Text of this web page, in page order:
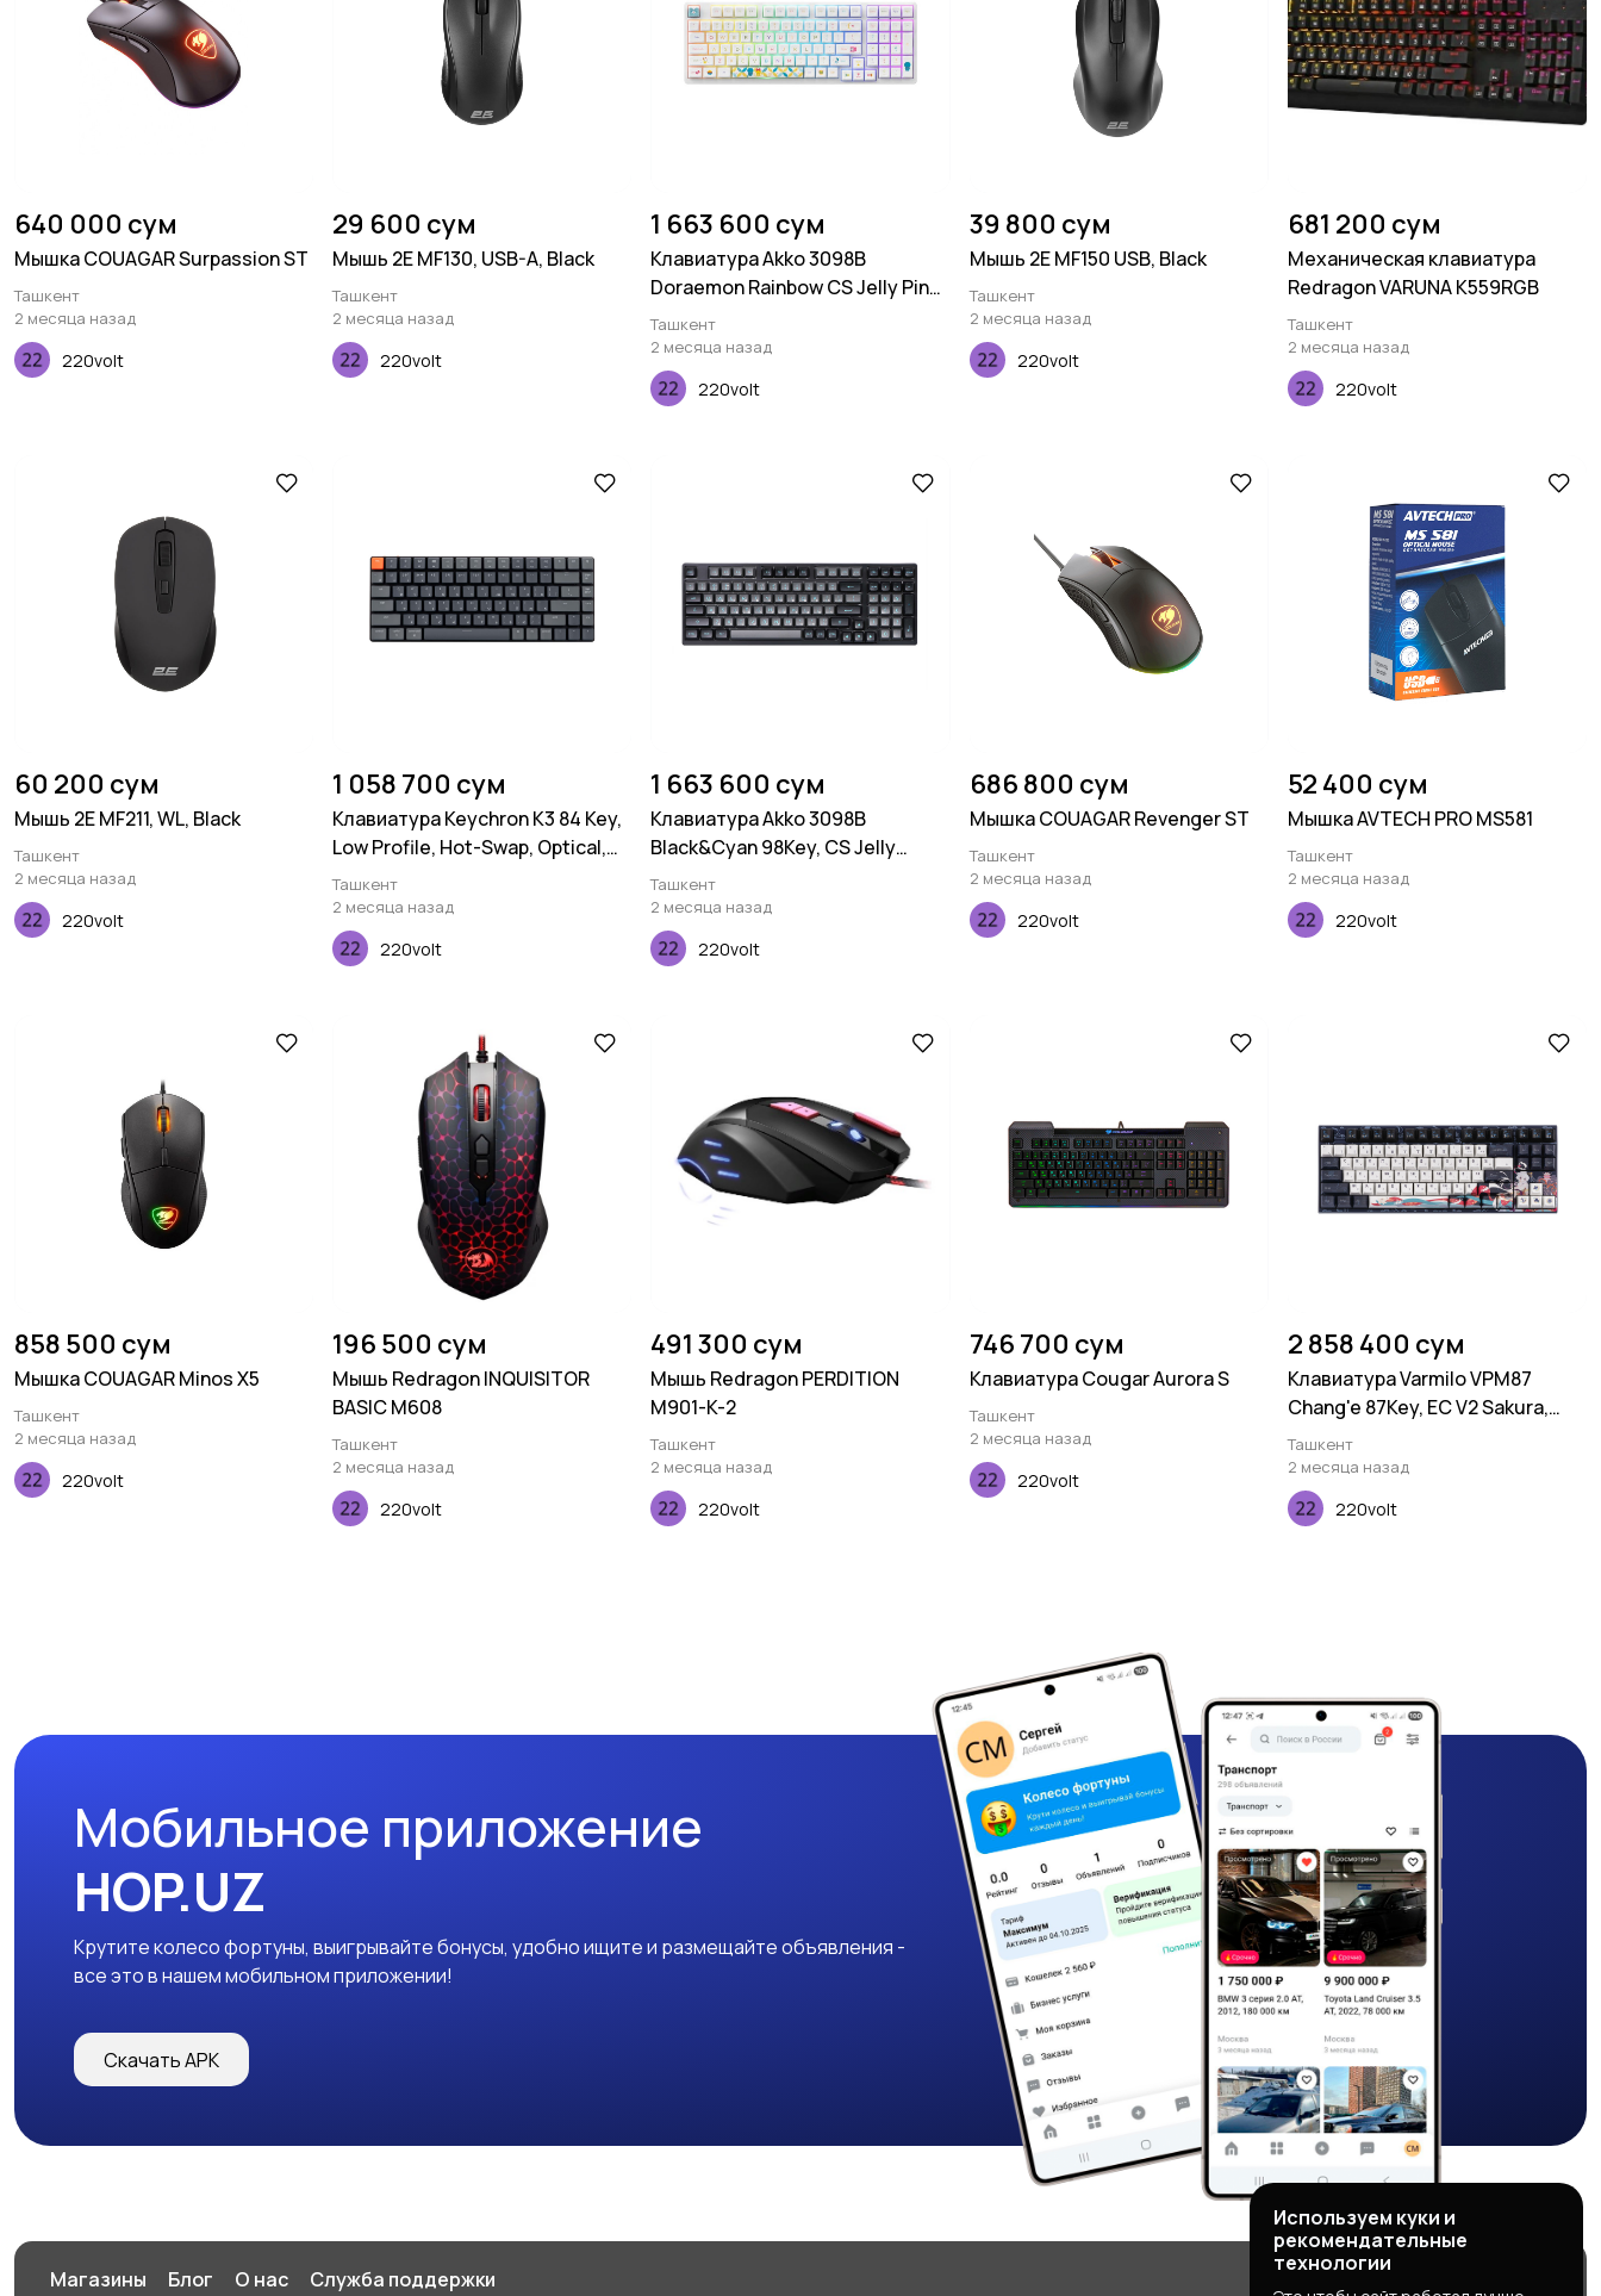
640 000 сум
Мышка COUAGAR Surpassion ST
Ташкент
2 месяца назад
220volt
29 600 сум
Мышь 2E MF130, USB-A, Black
Ташкент
2 месяца назад
220volt
1 663 600 сум
Клавиатура Akko 3098B
Doraemon Rainbow CS Jelly Pink
RGB
Ташкент
2 месяца назад
220volt
39 800 сум
Мышь 2E MF150 USB, Black
Ташкент
2 месяца назад
220volt
681 200 сум
Механическая клавиатура
Redragon VARUNA K559RGB
Ташкент
2 месяца назад
220volt
60 200 сум
Мышь 2E MF211, WL, Black
Ташкент
2 месяца назад
220volt
1 058 700 сум
Клавиатура Keychron K3 84 Key,
Low Profile, Hot-Swap, Optical,
RGB, Red
Ташкент
2 месяца назад
220volt
1 663 600 сум
Клавиатура Akko 3098B
Black&Cyan 98Key, CS Jelly
White, BT/WL/USB-A, Hot-
swappable, EN/UKR, RGB, Черный
Ташкент
2 месяца назад
220volt
686 800 сум
Мышка COUAGAR Revenger ST
Ташкент
2 месяца назад
220volt
52 400 сум
Мышка AVTECH PRO MS581
Ташкент
2 месяца назад
220volt
858 500 сум
Мышка COUAGAR Minos X5
Ташкент
2 месяца назад
220volt
196 500 сум
Мышь Redragon INQUISITOR
BASIC M608
Ташкент
2 месяца назад
220volt
491 300 сум
Мышь Redragon PERDITION
M901-K-2
Ташкент
2 месяца назад
220volt
746 700 сум
Клавиатура Cougar Aurora S
Ташкент
2 месяца назад
220volt
2 858 400 сум
Клавиатура Varmilo VPM87
Chang'e 87Key, EC V2 Sakura,
USB-A, EN, White Led, Синий
Ташкент
2 месяца назад
220volt
Мобильное приложение
HOP.UZ
Крутите колесо фортуны, выигрывайте бонусы, удобно ищите и размещайте объявления -
все это в нашем мобильном приложении!
Скачать APK
Магазины Блог О нас Служба поддержки
Используем куки и
рекомендательные
технологии